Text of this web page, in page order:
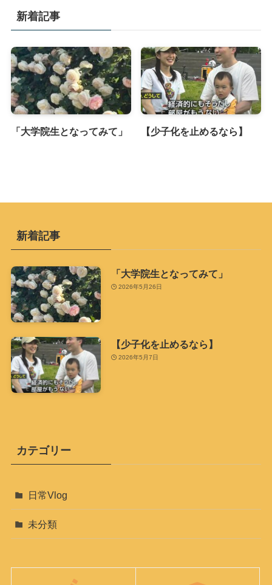
新着記事
「大学院生となってみて」 【少子化を止めるなら】
新着記事
「大学院生となってみて」
2026年5月26日
【少子化を止めるなら】
2026年5月7日
カテゴリー
日常Vlog
未分類